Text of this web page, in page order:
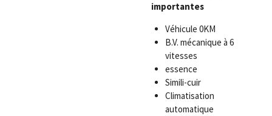
importantes
Véhicule 0KM
B.V. mécanique à 6
vitesses
essence
Simili-cuir
Climatisation
automatique